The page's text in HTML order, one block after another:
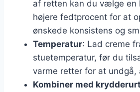
af retten kan du vælge en
højere fedtprocent for at
ønskede konsistens og
Temperatur: Lad creme
stuetemperatur, før du
varme retter for at undgå,
Kombiner med